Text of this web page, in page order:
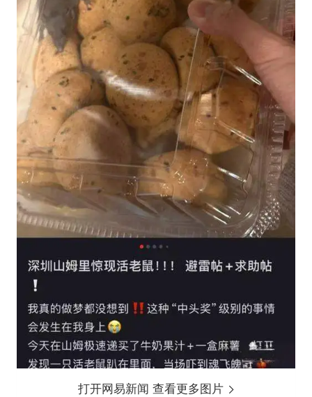
打开网易新闻 查看更多图片